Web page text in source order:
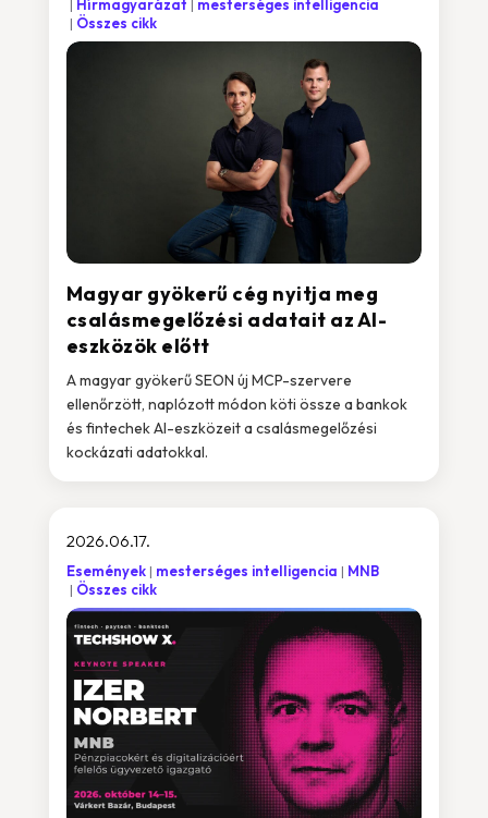
Magyar gyökerű cég nyitja meg
csalásmegelőzési adatait az AI-
eszközök előtt
Hírmagyarázat
mesterséges intelligencia
Összes cikk
A magyar gyökerű SEON új MCP-szervere
ellenőrzött, naplózott módon köti össze a bankok
és fintechek AI-eszközeit a csalásmegelőzési
kockázati adatokkal.
2026.06.17.
Események mesterséges intelligencia
MNB
Összes cikk